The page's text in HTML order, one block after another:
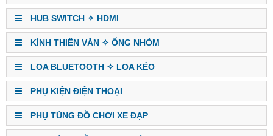
HUB SWITCH ✧ HDMI
KÍNH THIÊN VĂN ✧ ỐNG NHÒM
LOA BLUETOOTH ✧ LOA KÉO
PHỤ KIỆN ĐIỆN THOẠI
PHỤ TÙNG ĐỒ CHƠI XE ĐẠP